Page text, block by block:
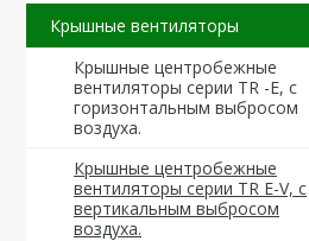
Крышные вентиляторы
Крышные центробежные
вентиляторы серии TR -E, с
горизонтальным выбросом
воздуха.
Крышные центробежные
вентиляторы серии TR E-V, с
вертикальным выбросом
воздуха.